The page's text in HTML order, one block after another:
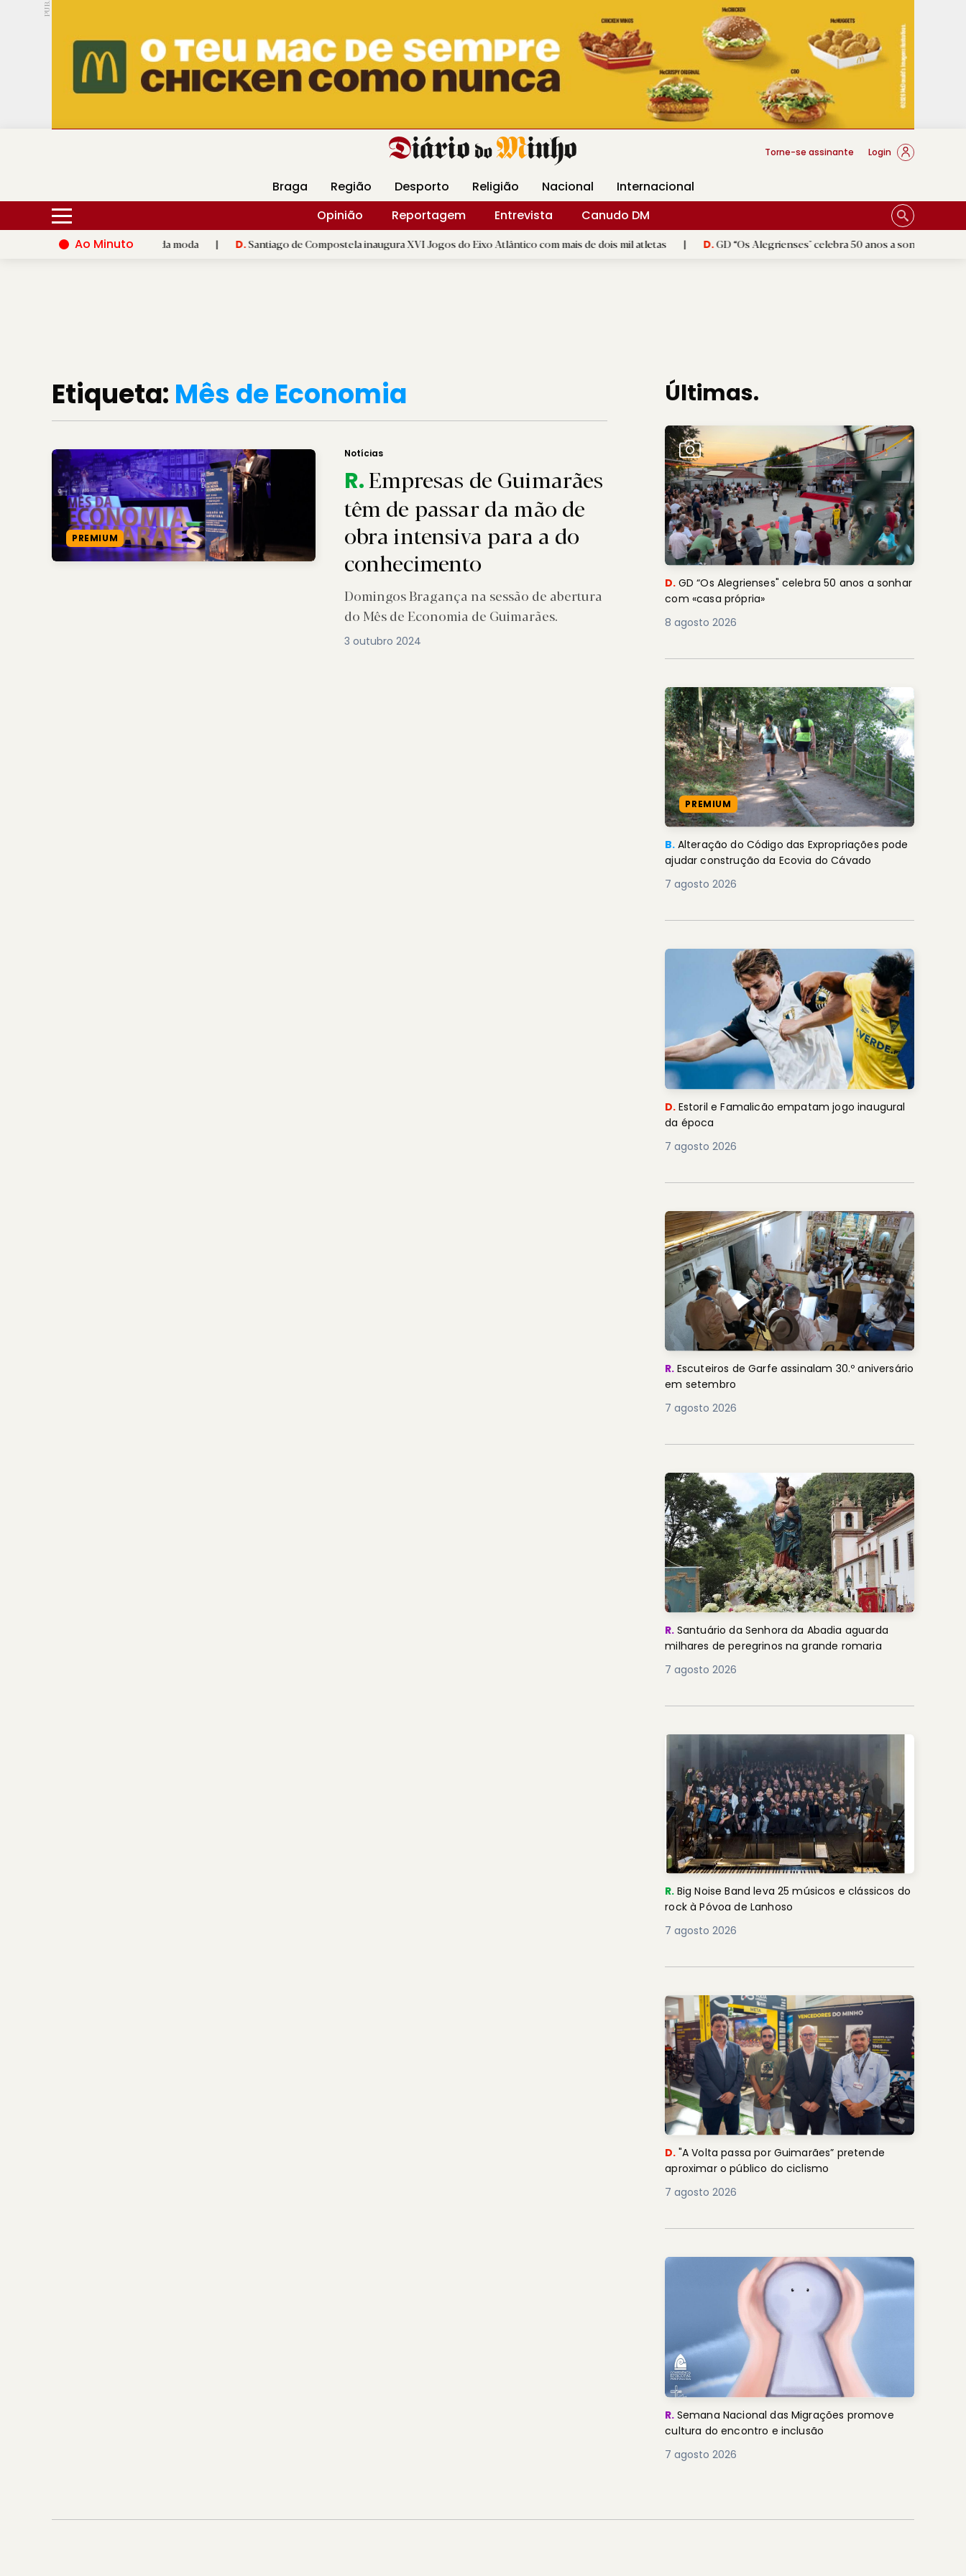
PUB.
Hoje 18ºC 29ºC DMtv Revista Minha Gráfica DM Livraria DM Arquidiocese Braga
Torne-se assinante Login
Braga Região Desporto Religião Nacional
Internacional
Opinião
Reportagem Entrevista
Canudo DM
Ao Minuto
do mundo da moda D.Santiago de Compostela inaugura XVI Jogos do Eixo Atlântico com mais de dois mil atletas | D.GD “Os Alegrienses" celebra 50 anos a sonhar com «casa própria»
Etiqueta: Mês de Economia
PREMIUM
Notícias
R.Empresas de Guimarães
têm de passar da mão de
obra intensiva para a do
conhecimento
Domingos Bragança na sessão de abertura
do Mês de Economia de Guimarães.
3 outubro 2024
Últimas.
D. GD “Os Alegrienses" celebra 50 anos a sonhar
com «casa própria»
8 agosto 2026
PREMIUM
B. Alteração do Código das Expropriações pode
ajudar construção da Ecovia do Cávado
7 agosto 2026
D. Estoril e Famalicão empatam jogo inaugural
da época
7 agosto 2026
R. Escuteiros de Garfe assinalam 30.º aniversário
em setembro
7 agosto 2026
R. Santuário da Senhora da Abadia aguarda
milhares de peregrinos na grande romaria
7 agosto 2026
R. Big Noise Band leva 25 músicos e clássicos do
rock à Póvoa de Lanhoso
7 agosto 2026
D. "A Volta passa por Guimarães” pretende
aproximar o público do ciclismo
7 agosto 2026
R. Semana Nacional das Migrações promove
cultura do encontro e inclusão
7 agosto 2026